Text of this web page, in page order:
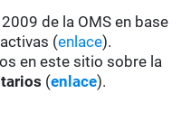
de la OMS en base
(enlace).
en este sitio sobre la
(enlace).